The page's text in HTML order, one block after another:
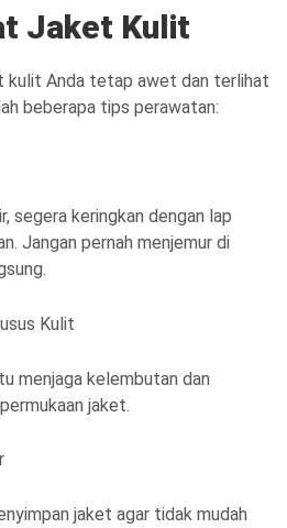
Jaket Kulit
kulit Anda tetap awet dan terlihat
beberapa tips perawatan:
segera keringkan dengan lap
Jangan pernah menjemur di
Kulit
menjaga kelembutan dan
jaket.
jaket agar tidak mudah